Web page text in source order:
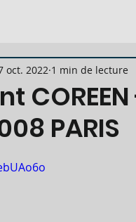
COREEN
PARIS
oct. 2022 1 min de lecture